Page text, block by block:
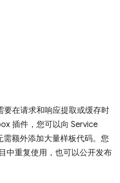
在请求和响应提取或缓存时
插件，您可以向 Service
额外添加大量样板代码。您
中重复使用，也可以公开发布